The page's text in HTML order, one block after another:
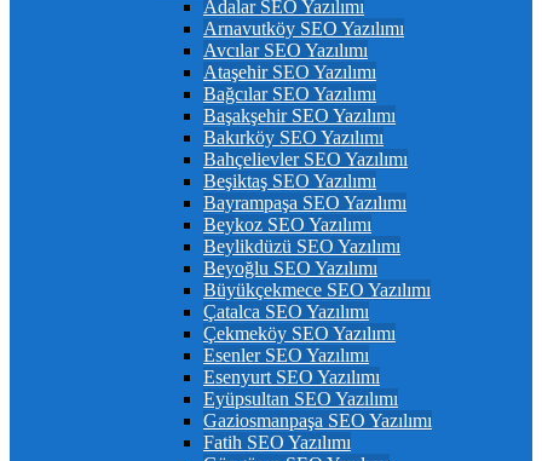
Adalar SEO Yazılımı
Arnavutköy SEO Yazılımı
Avcılar SEO Yazılımı
Ataşehir SEO Yazılımı
Bağcılar SEO Yazılımı
Başakşehir SEO Yazılımı
Bakırköy SEO Yazılımı
Bahçelievler SEO Yazılımı
Beşiktaş SEO Yazılımı
Bayrampaşa SEO Yazılımı
Beykoz SEO Yazılımı
Beylikdüzü SEO Yazılımı
Beyoğlu SEO Yazılımı
Büyükçekmece SEO Yazılımı
Çatalca SEO Yazılımı
Çekmeköy SEO Yazılımı
Esenler SEO Yazılımı
Esenyurt SEO Yazılımı
Eyüpsultan SEO Yazılımı
Gaziosmanpaşa SEO Yazılımı
Fatih SEO Yazılımı